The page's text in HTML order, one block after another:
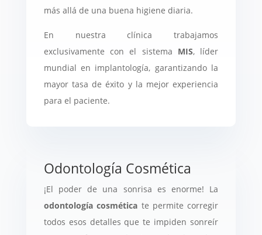
más allá de una buena higiene diaria.
En nuestra clínica trabajamos
exclusivamente con el sistema MIS, líder
mundial en implantología, garantizando la
mayor tasa de éxito y la mejor experiencia
para el paciente.
Odontología Cosmética
¡El poder de una sonrisa es enorme! La
odontología cosmética te permite corregir
todos esos detalles que te impiden sonreír